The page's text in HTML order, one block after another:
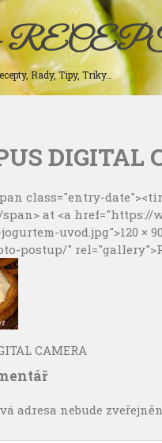
Rady, Tipy, Triky…
DIGITAL
class="entry-
span> at <a
uvod.jpg">120 ×
postup/"
CAMERA
adresa nebude